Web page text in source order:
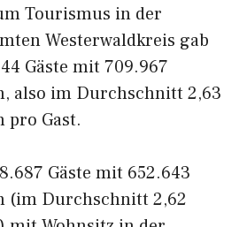
Tourismus in der
Westerwaldkreis gab
Gäste mit 709.967
also im Durchschnitt 2,63
pro Gast.
Gäste mit 652.643
(im Durchschnitt 2,62